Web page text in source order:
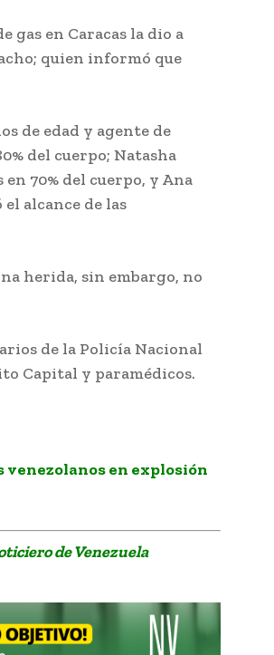
gas en Caracas la dio a
quien informó que
de edad y agente de
del cuerpo; Natasha
70% del cuerpo, y Ana
el alcance de las
herida, sin embargo, no
de la Policía Nacional
Capital y paramédicos.
en explosión
de Venezuela